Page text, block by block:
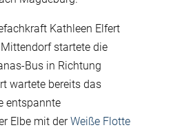
Kathleen Elfert
startete die
Bus in Richtung
wartete bereits das
entspannte
Elbe mit derWeiße Flotte